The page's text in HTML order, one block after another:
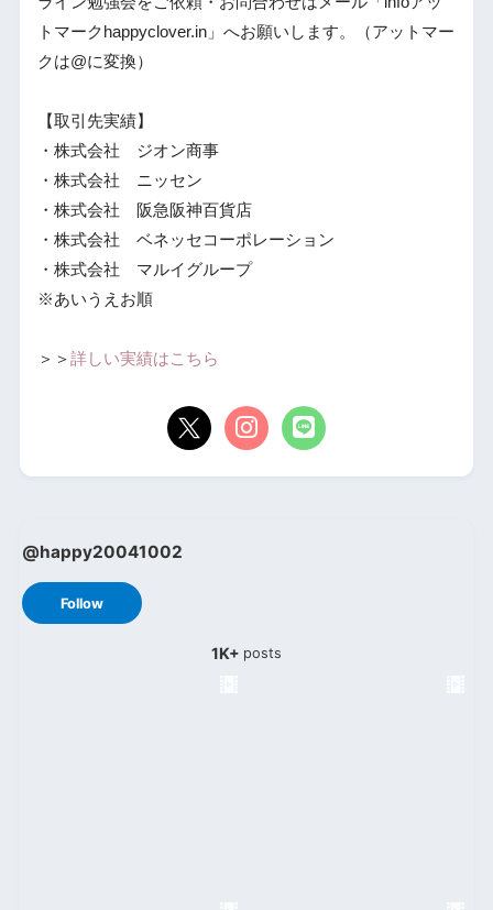
トマークhappyclover.in」へお願いします。（アットマー
クは@に変換）
【取引先実績】
・株式会社 ジオン商事
・株式会社 ニッセン
・株式会社 阪急阪神百貨店
・株式会社 ベネッセコーポレーション
・株式会社 マルイグループ
※あいうえお順
＞＞ 詳しい実績はこちら